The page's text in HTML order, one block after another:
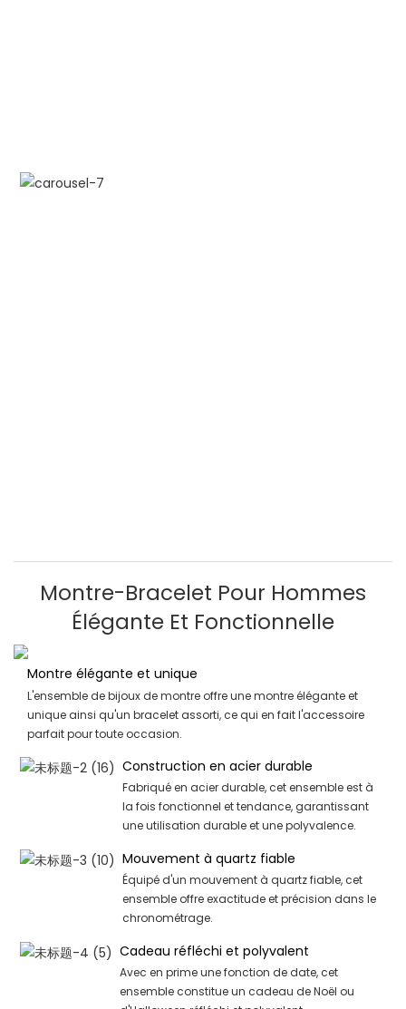
Montre-Bracelet Pour Hommes
Élégante Et Fonctionnelle
Montre élégante et unique
L'ensemble de bijoux de montre offre une montre élégante et
unique ainsi qu'un bracelet assorti, ce qui en fait l'accessoire
parfait pour toute occasion.
Construction en acier durable
Fabriqué en acier durable, cet ensemble est à
la fois fonctionnel et tendance, garantissant
une utilisation durable et une polyvalence.
Mouvement à quartz fiable
Équipé d'un mouvement à quartz fiable, cet
ensemble offre exactitude et précision dans le
chronométrage.
Cadeau réfléchi et polyvalent
Avec en prime une fonction de date, cet
ensemble constitue un cadeau de Noël ou